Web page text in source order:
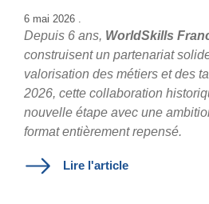
6 mai 2026 .
Depuis 6 ans, WorldSkills
construisent un partenariat
valorisation des métiers et des
2026, cette collaboration
nouvelle étape avec une
format entièrement repensé.
Lire l'article